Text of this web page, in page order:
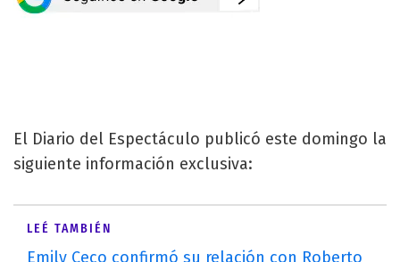
El Diario del Espectáculo publicó este domingo la
siguiente información exclusiva:
LEÉ TAMBIÉN
Emily Ceco confirmó su relación con Roberto